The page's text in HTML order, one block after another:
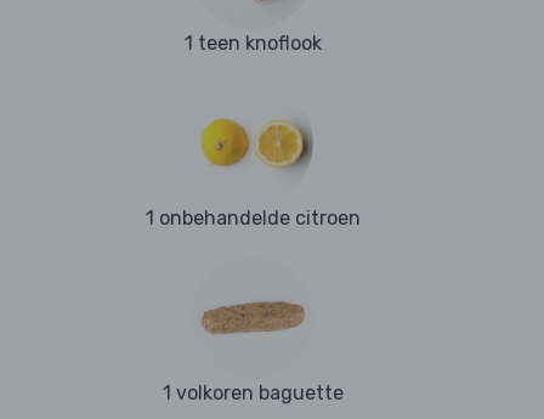
1 teen knoflook
1 onbehandelde citroen
1 volkoren baguette